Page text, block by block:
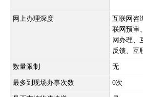
网上办理深度
互联网咨
联网预审
网办理、
反馈、互
数量限制 无
最多到现场办事次数 0次